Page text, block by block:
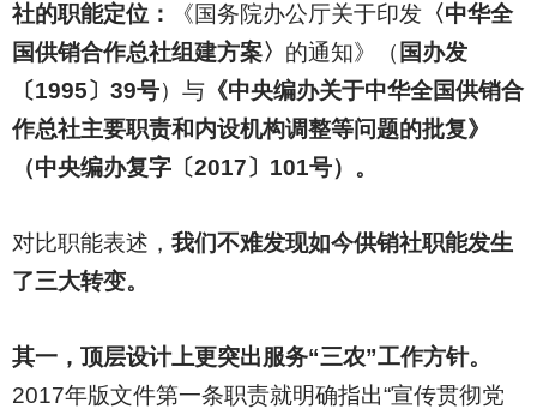
社的职能定位：
《国务院办公厅关于印发〈中华全
国供销合作总社组建方案〉 的通知》（ 国办发
〔1995〕39号）与《中央编办关于中华全国供销合
作总社主要职责和内设机构调整等问题的批复》
（中央编办复字〔2017〕101号）。
对比职能表述， 我们不难发现如今供销社职能发生
了三大转变。
其一，顶层设计上更突出服务“三农”工作方针。
2017年版文件第一条职责就明确指出“宣传贯彻党